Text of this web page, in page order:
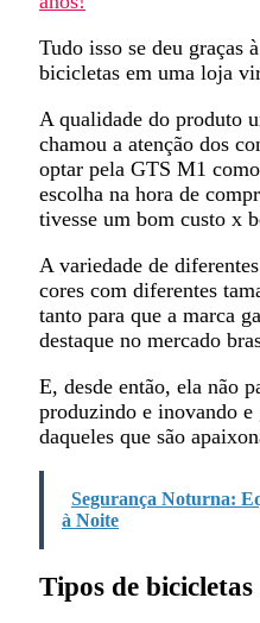
Tudo isso se deu graças
bicicletas em uma loja
A qualidade do produto
chamou a atenção dos
optar pela GTS M1
escolha na hora de
tivesse um bom custo x
A variedade de
cores com diferentes
tanto para que a marca
destaque no mercado
E, desde então, ela não
produzindo e inovando e
daqueles que são
Segurança Noturna:
à Noite
Tipos de